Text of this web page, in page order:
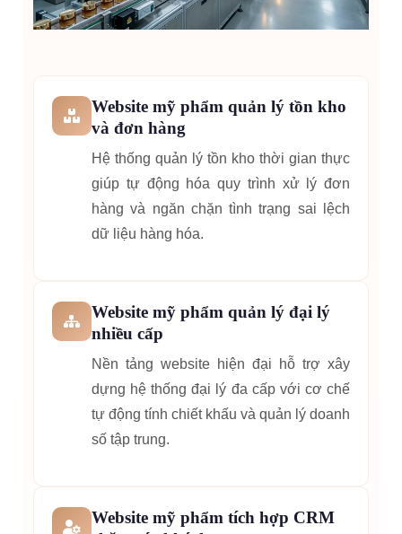
Website mỹ phẩm quản lý tồn kho
và đơn hàng
Hệ thống quản lý tồn kho thời gian thực
giúp tự động hóa quy trình xử lý đơn
hàng và ngăn chặn tình trạng sai lệch
dữ liệu hàng hóa.
Website mỹ phẩm quản lý đại lý
nhiều cấp
Nền tảng website hiện đại hỗ trợ xây
dựng hệ thống đại lý đa cấp với cơ chế
tự động tính chiết khấu và quản lý doanh
số tập trung.
Website mỹ phẩm tích hợp CRM